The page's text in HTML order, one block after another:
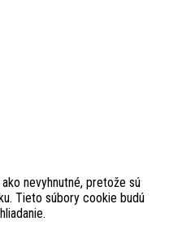
nevyhnutné, pretože sú
Tieto súbory cookie budú